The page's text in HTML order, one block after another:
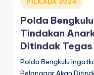
in
PILKADA 2024
Polda
Tindakan
Ditindak Tegas
Polda Bengkulu